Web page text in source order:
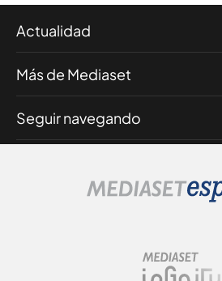
Actualidad
Más de Mediaset
Seguir navegando